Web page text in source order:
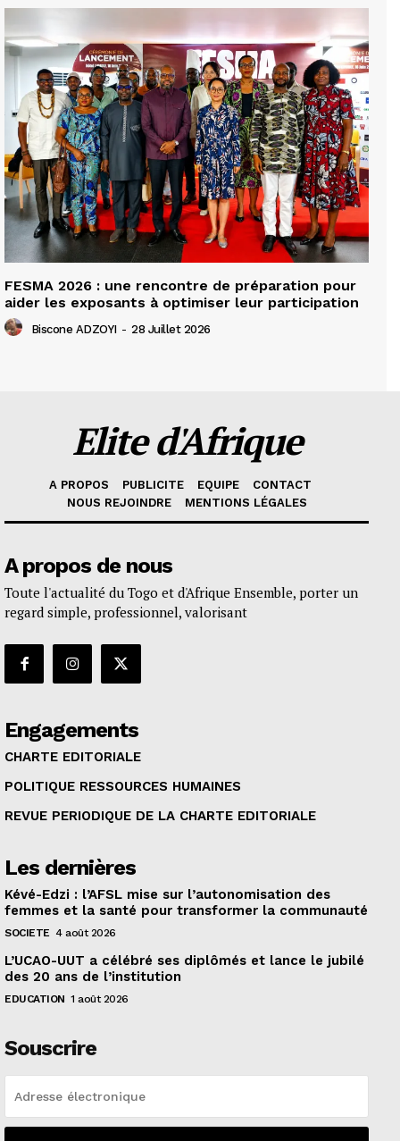
FESMA 2026 : une rencontre de préparation pour
aider les exposants à optimiser leur participation
Biscone ADZOYI - 28 Juillet 2026
Elite d'Afrique
A PROPOS PUBLICITE EQUIPE
CONTACT
NOUS REJOINDRE
MENTIONS LÉGALES
A propos de nous
Toute l'actualité du Togo et d'Afrique Ensemble, porter un
regard simple, professionnel, valorisant
Engagements
CHARTE EDITORIALE
POLITIQUE RESSOURCES HUMAINES
REVUE PERIODIQUE DE LA CHARTE EDITORIALE
Les dernières
Kévé-Edzi : l’AFSL mise sur l’autonomisation des
femmes et la santé pour transformer la communauté
SOCIETE 4 août 2026
L’UCAO-UUT a célébré ses diplômés et lance le jubilé
des 20 ans de l’institution
EDUCATION 1 août 2026
Souscrire